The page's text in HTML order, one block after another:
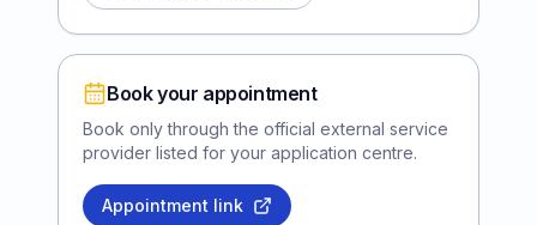
Book your appointment
Book only through the official external service
provider listed for your application centre.
Appointment link